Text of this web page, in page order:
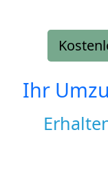
Ihr